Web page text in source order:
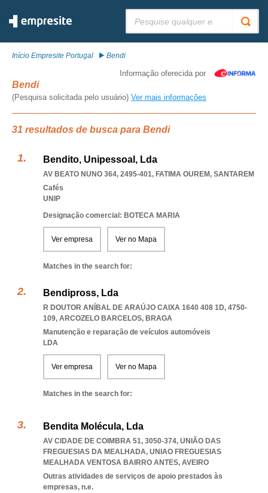
Início Empresite Portugal Bendi
Informação oferecida por
Bendi
(Pesquisa solicitada pelo usuário) Ver mais informações
31 resultados de busca para Bendi
Bendito, Unipessoal, Lda
AV BEATO NUNO 364, 2495-401, FATIMA OUREM, SANTAREM
Cafés
UNIP
Designação comercial: BOTECA MARIA
Ver empresa Ver no Mapa
Matches in the search for:
Bendipross, Lda
R DOUTOR ANÍBAL DE ARAÚJO CAIXA 1640 408 1D, 4750-
109, ARCOZELO BARCELOS, BRAGA
Manutenção e reparação de veículos automóveis
LDA
Ver empresa Ver no Mapa
Matches in the search for:
Bendita Molécula, Lda
AV CIDADE DE COIMBRA 51, 3050-374, UNIÃO DAS
FREGUESIAS DA MEALHADA, UNIAO FREGUESIAS
MEALHADA VENTOSA BAIRRO ANTES, AVEIRO
Outras atividades de serviços de apoio prestados às
empresas, n.e.